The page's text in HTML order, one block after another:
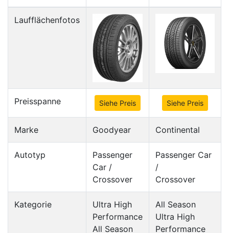
Laufflächenfotos
Preisspanne Siehe Preis Siehe Preis
Marke Goodyear Continental
Autotyp
Passenger
Car /
Crossover
Passenger Car
/
Crossover
Kategorie
Ultra High
Performance
All Season
All Season
Ultra High
Performance